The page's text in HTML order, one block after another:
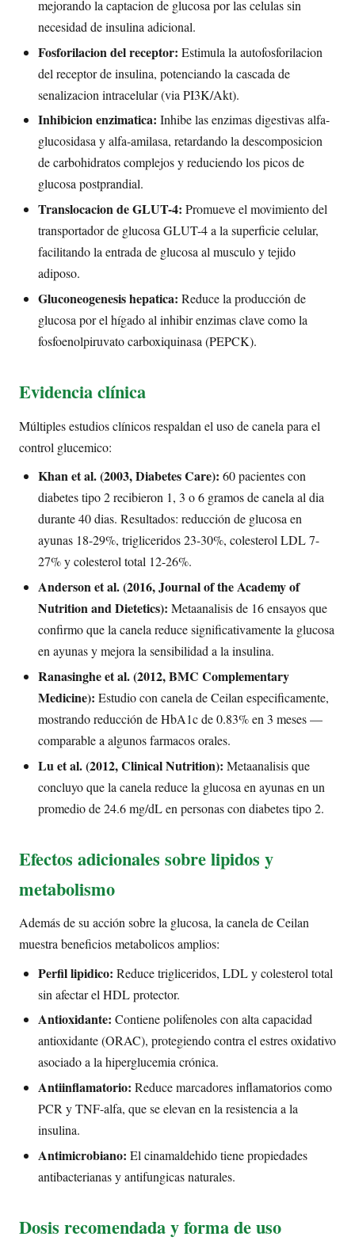
mejorando la captacion de glucosa por las celulas sin
necesidad de insulina adicional.
Fosforilacion del receptor: Estimula la autofosforilacion
del receptor de insulina, potenciando la cascada de
senalizacion intracelular (via PI3K/Akt).
Inhibicion enzimatica: Inhibe las enzimas digestivas alfa-
glucosidasa y alfa-amilasa, retardando la descomposicion
de carbohidratos complejos y reduciendo los picos de
glucosa postprandial.
Translocacion de GLUT-4: Promueve el movimiento del
transportador de glucosa GLUT-4 a la superficie celular,
facilitando la entrada de glucosa al musculo y tejido
adiposo.
Gluconeogenesis hepatica: Reduce la producción de
glucosa por el hígado al inhibir enzimas clave como la
fosfoenolpiruvato carboxiquinasa (PEPCK).
Evidencia clínica
Múltiples estudios clínicos respaldan el uso de canela para el
control glucemico:
Khan et al. (2003, Diabetes Care): 60 pacientes con
diabetes tipo 2 recibieron 1, 3 o 6 gramos de canela al dia
durante 40 dias. Resultados: reducción de glucosa en
ayunas 18-29%, trigliceridos 23-30%, colesterol LDL 7-
27% y colesterol total 12-26%.
Anderson et al. (2016, Journal of the Academy of
Nutrition and Dietetics): Metaanalisis de 16 ensayos que
confirmo que la canela reduce significativamente la glucosa
en ayunas y mejora la sensibilidad a la insulina.
Ranasinghe et al. (2012, BMC Complementary
Medicine): Estudio con canela de Ceilan especificamente,
mostrando reducción de HbA1c de 0.83% en 3 meses —
comparable a algunos farmacos orales.
Lu et al. (2012, Clinical Nutrition): Metaanalisis que
concluyo que la canela reduce la glucosa en ayunas en un
promedio de 24.6 mg/dL en personas con diabetes tipo 2.
Efectos adicionales sobre lipidos y
metabolismo
Además de su acción sobre la glucosa, la canela de Ceilan
muestra beneficios metabolicos amplios:
Perfil lipidico: Reduce trigliceridos, LDL y colesterol total
sin afectar el HDL protector.
Antioxidante: Contiene polifenoles con alta capacidad
antioxidante (ORAC), protegiendo contra el estres oxidativo
asociado a la hiperglucemia crónica.
Antiinflamatorio: Reduce marcadores inflamatorios como
PCR y TNF-alfa, que se elevan en la resistencia a la
insulina.
Antimicrobiano: El cinamaldehido tiene propiedades
antibacterianas y antifungicas naturales.
Dosis recomendada y forma de uso